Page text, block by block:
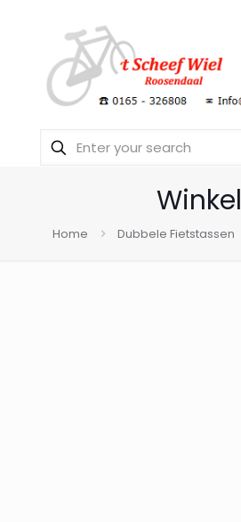
Winkel
Home Dubbele Fietstassen